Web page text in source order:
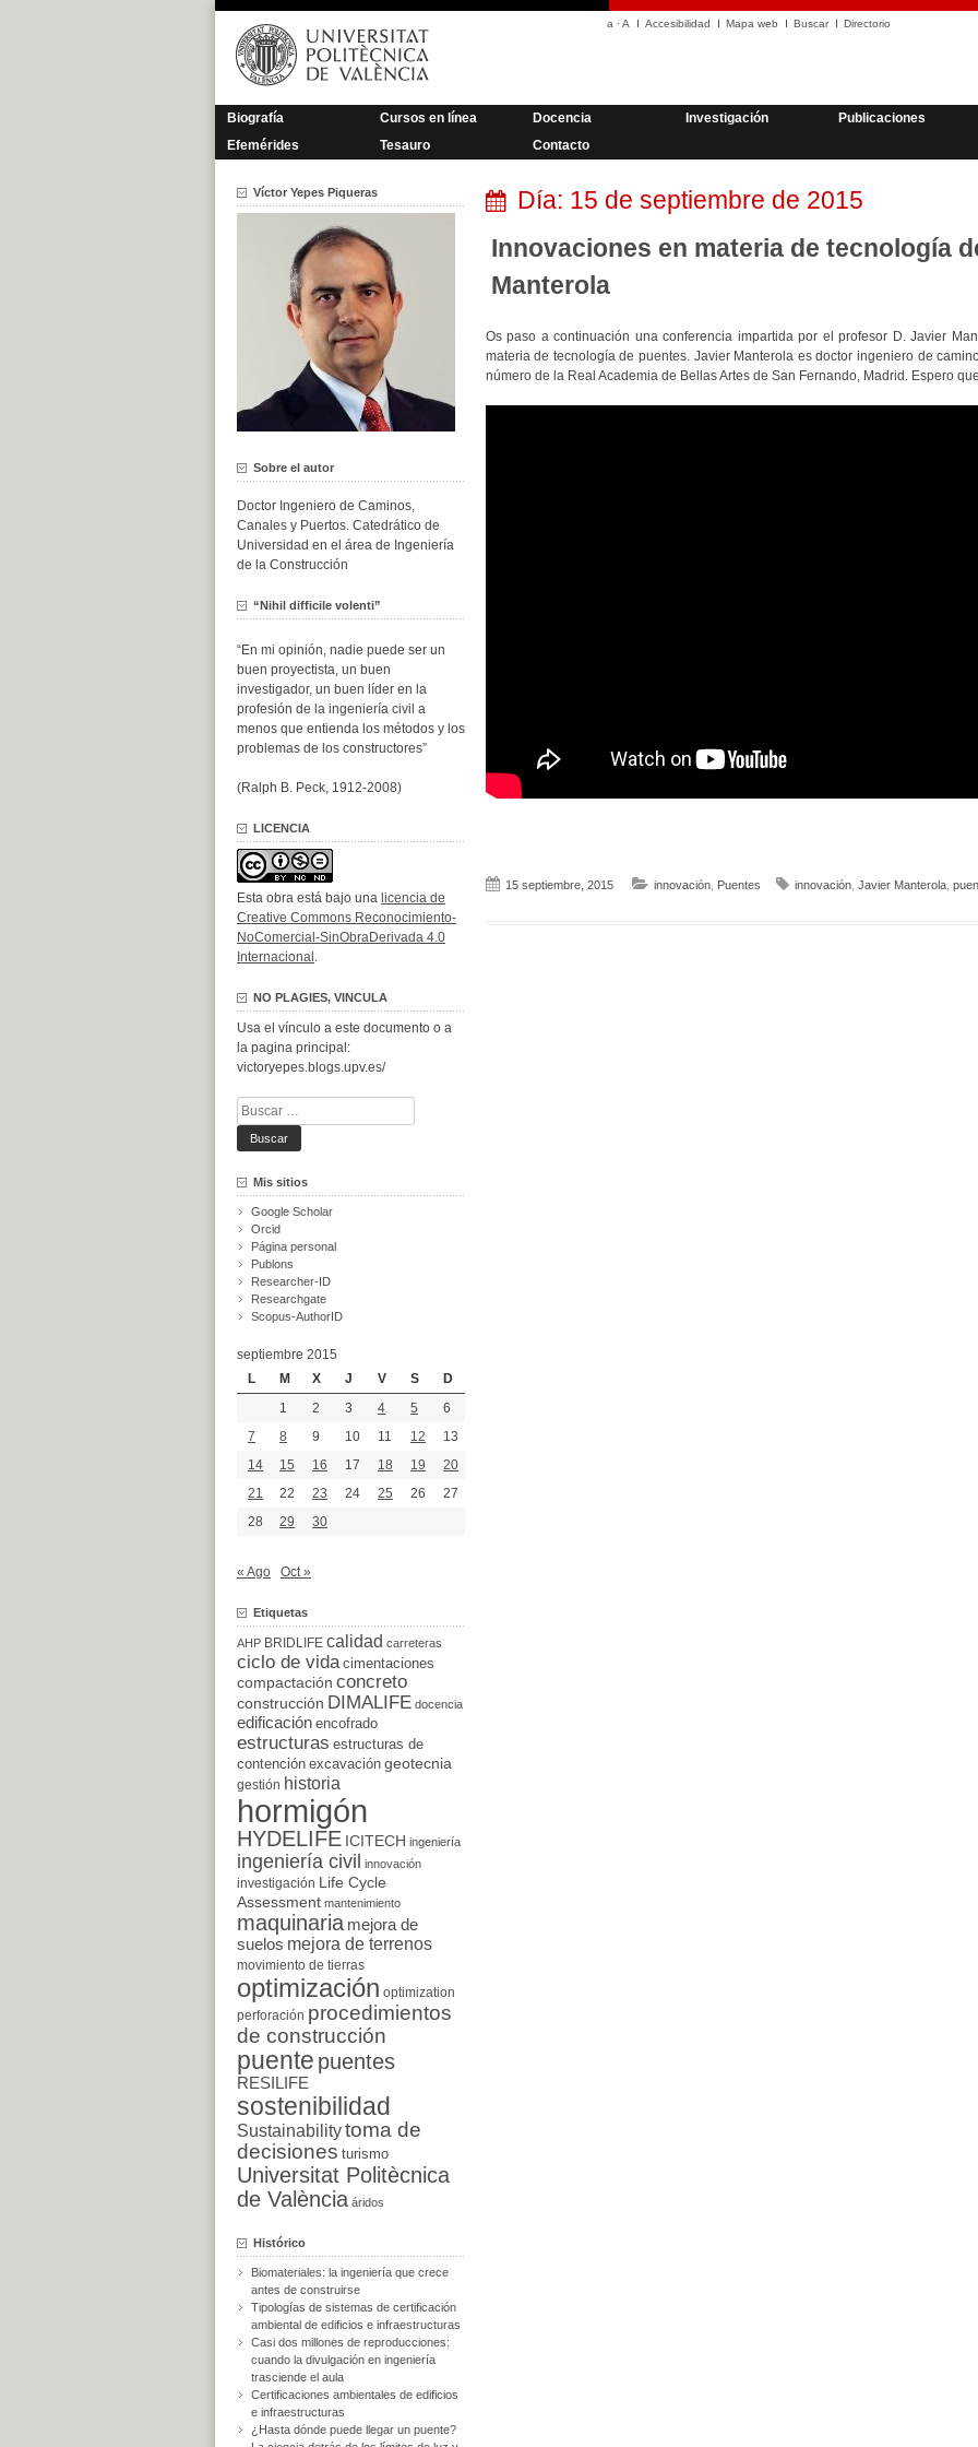
Saltar
contenido
a ·A Accesibilidad Mapa web Buscar Directorio
Biografía Cursos en línea Docencia Investigación
Publicaciones
Efemérides
Tesauro Contacto
Día: 15 de septiembre de 2015
Innovaciones en materia de tecnología
Manterola
Os paso a continuación una conferencia impartida por el profesor D. Javier
materia de tecnología de puentes. Javier Manterola es doctor ingeniero de
número de la Real Academia de Bellas Artes de San Fernando, Madrid. Espero
15 septiembre, 2015 innovación, Puentes innovación, Javier Manterola,
Víctor Yepes Piqueras
Sobre el autor
Doctor Ingeniero de Caminos,
Canales y Puertos. Catedrático de
Universidad en el área de Ingeniería
de la Construcción
“Nihil difficile volenti”
“En mi opinión, nadie puede ser un
buen proyectista, un buen
investigador, un buen líder en la
profesión de la ingeniería civil a
menos que entienda los métodos y los
problemas de los constructores”
(Ralph B. Peck, 1912-2008)
LICENCIA
Esta obra está bajo una licencia de
Creative Commons Reconocimiento-
NoComercial-SinObraDerivada 4.0
Internacional .
NO PLAGIES, VINCULA
Usa el vínculo a este documento o a
la pagina principal:
victoryepes.blogs.upv.es/
Buscar:
Mis sitios
Google Scholar
Orcid
Página personal
Publons
Researcher-ID
Researchgate
Scopus-AuthorID
septiembre 2015
L
M X J V S
D
1
2 3 4 5
6
7
8 9 10 11 12
13
14
15 16 17 18 19
20
21
22 23 24 25 26
27
28
29 30
« Ago Oct »
Etiquetas
AHP BRIDLIFE calidad carreteras
ciclo de vida cimentaciones
compactación concreto
construcción DIMALIFE docencia
edificación encofrado
estructuras estructuras de
contención excavación geotecnia
gestión historia
hormigón
HYDELIFE ICITECH ingeniería
ingeniería civil innovación
investigación
Life Cycle
Assessment mantenimiento
maquinaria mejora de
suelos mejora de terrenos
movimiento de tierras
optimización optimization
perforación procedimientos
de construcción
puente puentes
RESILIFE
sostenibilidad
Sustainabilitytoma de
decisiones turismo
Universitat Politècnica
de València áridos
Histórico
Biomateriales: la ingeniería que crece
antes de construirse
Tipologías de sistemas de certificación
ambiental de edificios e infraestructuras
Casi dos millones de reproducciones:
cuando la divulgación en ingeniería
trasciende el aula
Certificaciones ambientales de edificios
e infraestructuras
¿Hasta dónde puede llegar un puente?